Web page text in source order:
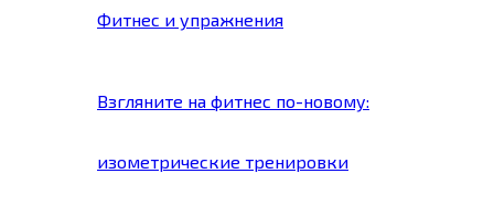
Фитнес и упражнения
Взгляните на фитнес по-новому:
изометрические тренировки